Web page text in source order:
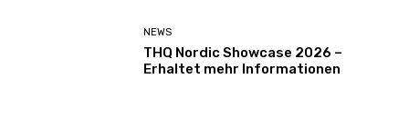
NEWS
THQ Nordic Showcase 2026 –
Erhaltet mehr Informationen